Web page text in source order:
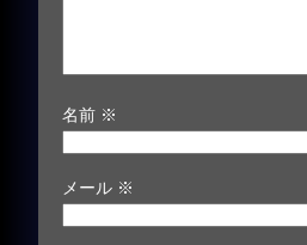
名前 ※
メール ※